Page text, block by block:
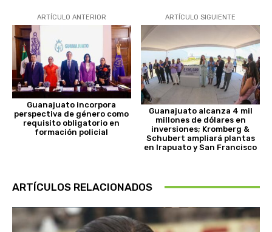
ARTÍCULO ANTERIOR
Guanajuato incorpora
perspectiva de género como
requisito obligatorio en
formación policial
ARTÍCULO SIGUIENTE
Guanajuato alcanza 4 mil
millones de dólares en
inversiones; Kromberg &
Schubert ampliará plantas
en Irapuato y San Francisco
ARTÍCULOS RELACIONADOS